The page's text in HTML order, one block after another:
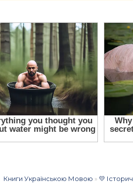
Книги Українською Мовою »💛